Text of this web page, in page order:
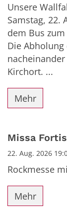
Unsere
Samstag, 22.
dem Bus
Die
Kirchort. ...
Mehr
Missa Fortis
22. Aug. 2026
Rockmesse
Mehr